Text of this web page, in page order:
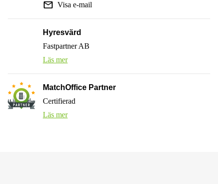
Visa e-mail
Hyresvärd
Fastpartner AB
Läs mer
MatchOffice Partner
Certifierad
Läs mer